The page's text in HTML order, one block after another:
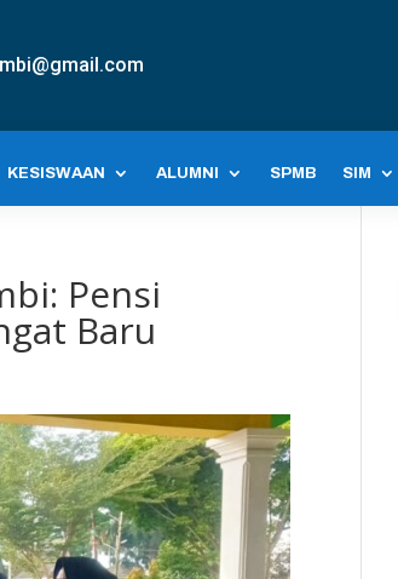
KESISWAAN ALUMNI SPMB SIM
Pensi
Baru